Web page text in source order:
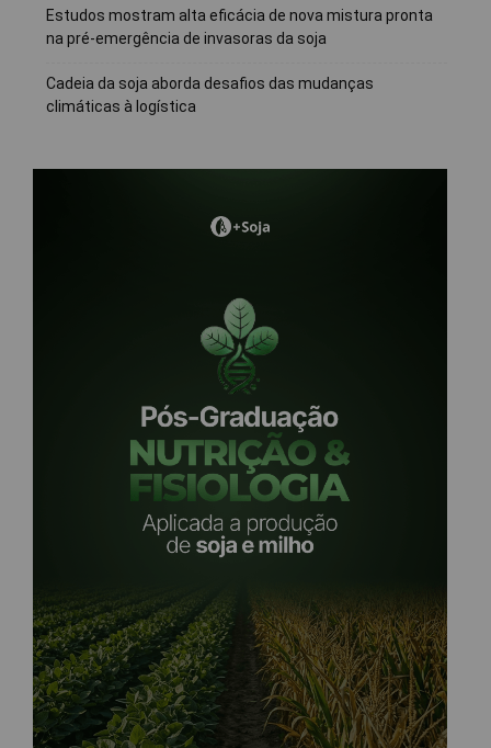
Estudos mostram alta eficácia de nova mistura pronta
na pré-emergência de invasoras da soja
Cadeia da soja aborda desafios das mudanças
climáticas à logística